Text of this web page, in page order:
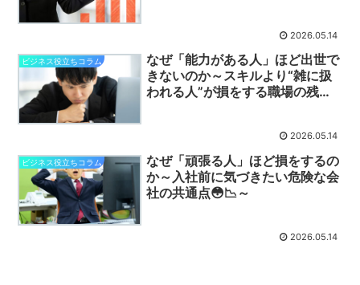
2026.05.14
ビジネス役立ちコラム
なぜ「能力がある人」ほど出世で
きないのか～スキルより“雑に扱
われる人”が損をする職場の残酷
2026.05.14
ビジネス役立ちコラム
なぜ「頑張る人」ほど損をするの
か～入社前に気づきたい危険な会
社の共通点😳📉～
2026.05.14